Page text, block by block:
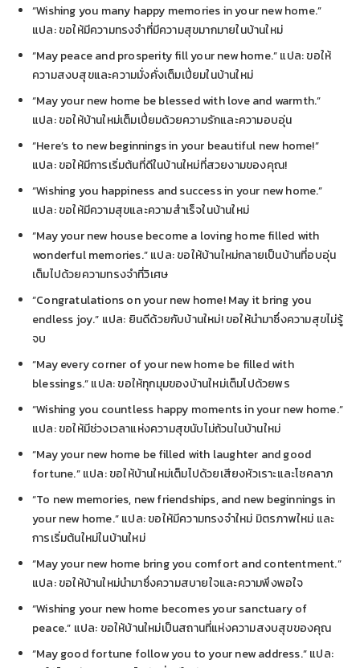
“Wishing you many happy memories in your new home.”
แปล: ขอให้มีความทรงจำที่มีความสุขมากมายในบ้านใหม่
“May peace and prosperity fill your new home.” แปล: ขอให้
ความสงบสุขและความมั่งคั่งเต็มเปี่ยมในบ้านใหม่
“May your new home be blessed with love and warmth.”
แปล: ขอให้บ้านใหม่เต็มเปี่ยมด้วยความรักและความอบอุ่น
“Here’s to new beginnings in your beautiful new home!”
แปล: ขอให้มีการเริ่มต้นที่ดีในบ้านใหม่ที่สวยงามของคุณ!
“Wishing you happiness and success in your new home.”
แปล: ขอให้มีความสุขและความสำเร็จในบ้านใหม่
“May your new house become a loving home filled with
wonderful memories.” แปล: ขอให้บ้านใหม่กลายเป็นบ้านที่อบอุ่น
เต็มไปด้วยความทรงจำที่วิเศษ
“Congratulations on your new home! May it bring you
endless joy.” แปล: ยินดีด้วยกับบ้านใหม่! ขอให้นำมาซึ่งความสุขไม่รู้
จบ
“May every corner of your new home be filled with
blessings.” แปล: ขอให้ทุกมุมของบ้านใหม่เต็มไปด้วยพร
“Wishing you countless happy moments in your new home.”
แปล: ขอให้มีช่วงเวลาแห่งความสุขนับไม่ถ้วนในบ้านใหม่
“May your new home be filled with laughter and good
fortune.” แปล: ขอให้บ้านใหม่เต็มไปด้วยเสียงหัวเราะและโชคลาภ
“To new memories, new friendships, and new beginnings in
your new home.” แปล: ขอให้มีความทรงจำใหม่ มิตรภาพใหม่ และ
การเริ่มต้นใหม่ในบ้านใหม่
“May your new home bring you comfort and contentment.”
แปล: ขอให้บ้านใหม่นำมาซึ่งความสบายใจและความพึงพอใจ
“Wishing your new home becomes your sanctuary of
peace.” แปล: ขอให้บ้านใหม่เป็นสถานที่แห่งความสงบสุขของคุณ
“May good fortune follow you to your new address.” แปล: